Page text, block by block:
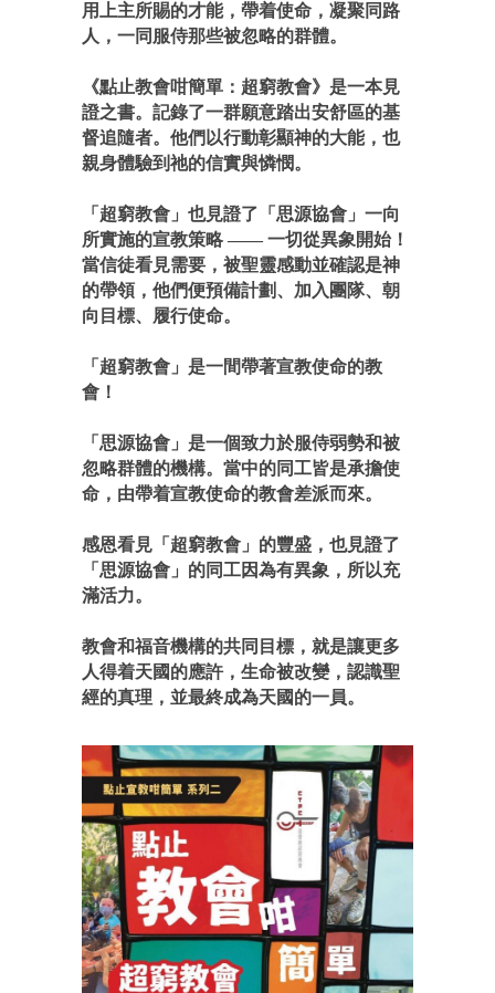
用上主所賜的才能，帶着使命，凝聚同路
人，一同服侍那些被忽略的群體。
《點止教會咁簡單：超窮教會》是一本見
證之書。記錄了一群願意踏出安舒區的基
督追隨者。他們以行動彰顯神的大能，也
親身體驗到祂的信實與憐憫。
「超窮教會」也見證了「思源協會」一向
所實施的宣教策略 —— 一切從異象開始！
當信徒看見需要，被聖靈感動並確認是神
的帶領，他們便預備計劃、加入團隊、朝
向目標、履行使命。
「超窮教會」是一間帶著宣教使命的教
會！
「思源協會」是一個致力於服侍弱勢和被
忽略群體的機構。當中的同工皆是承擔使
命，由帶着宣教使命的教會差派而來。
感恩看見「超窮教會」的豐盛，也見證了
「思源協會」的同工因為有異象，所以充
滿活力。
教會和福音機構的共同目標，就是讓更多
人得着天國的應許，生命被改變，認識聖
經的真理，並最終成為天國的一員。